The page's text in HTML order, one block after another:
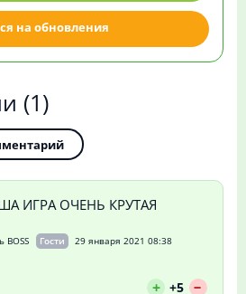
на обновления
(1)
ИГРА ОЧЕНЬ КРУТАЯ
BOSS Гости 29 января 2021 08:38
+ +5 --